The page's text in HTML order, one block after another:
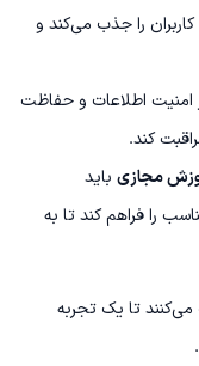
را جذب می‌کند و
امنیت اطلاعات و حفاظت
کند.
مجازی باید
را فراهم کند تا به
تا یک تجربه